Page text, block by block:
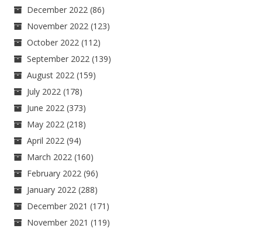
December 2022 (86)
November 2022 (123)
October 2022 (112)
September 2022 (139)
August 2022 (159)
July 2022 (178)
June 2022 (373)
May 2022 (218)
April 2022 (94)
March 2022 (160)
February 2022 (96)
January 2022 (288)
December 2021 (171)
November 2021 (119)